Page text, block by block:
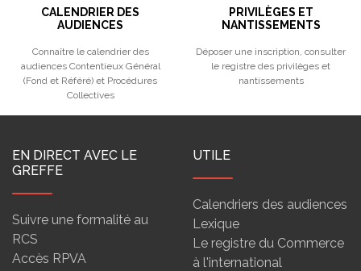
CALENDRIER DES
AUDIENCES
Connaître le calendrier des
audiences Contentieux Général
(Fond et Référé) et Procédures
Collectives
PRIVILÈGES ET
NANTISSEMENTS
Déposer une inscription, consulter
le registre des privilèges et
nantissements
EN DIRECT AVEC LE
GREFFE
Suivre une formalité au
RCS
Accès RPVA
UTILE
Calendriers des audiences
Lexique
Le registre du Commerce
à l'international